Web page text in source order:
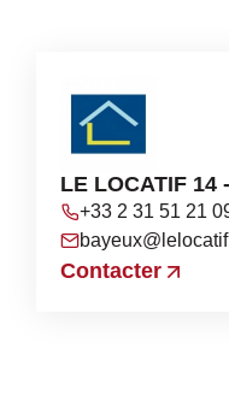
LE LOCATIF 14
+33 2 31 51 21
Contacter